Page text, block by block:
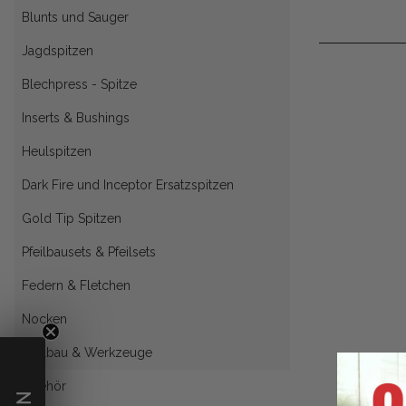
Blunts und Sauger
Jagdspitzen
Blechpress - Spitze
Inserts & Bushings
Heulspitzen
Dark Fire und Inceptor Ersatzspitzen
Gold Tip Spitzen
Pfeilbausets & Pfeilsets
Federn & Fletchen
Nocken
Pfeilbau & Werkzeuge
Zubehör